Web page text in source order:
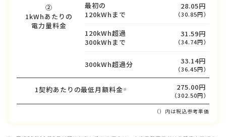
②
1kWhあたりの
電力量料金
最初の
120kWhまで
28.05円
（30.85円）
120kWh超過
300kWhまで
31.59円
（34.74円）
300kWh超過分 33.14円
（36.45円）
1契約あたりの最低月額料金※ 275.00円
（302.50円）
（）内は税込参考単価